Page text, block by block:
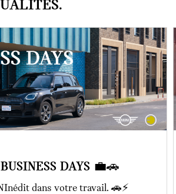
DAYS 💼🚗
dans votre travail. 🚗⚡